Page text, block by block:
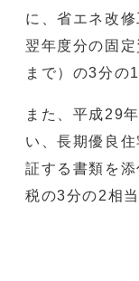
に、省エネ改
翌年度分の固
まで）の3分の
また、平成29
い、長期優良
証する書類を
税の3分の2相